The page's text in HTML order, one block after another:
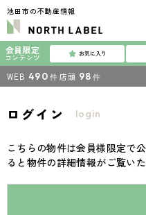
池田市の不動産情報
会員限定
コンテンツ お気に入り
WEB 490 件 店頭 98 件
ログイン login
こちらの物件は会員様限定で
ると物件の詳細情報がご覧いた